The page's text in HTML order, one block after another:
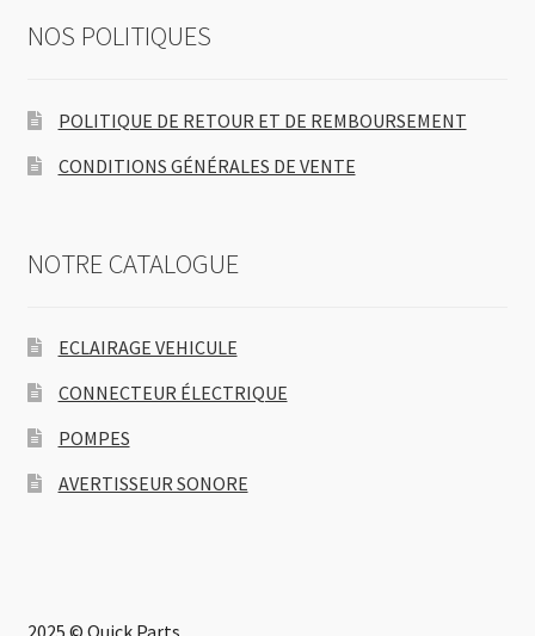
NOS POLITIQUES
POLITIQUE DE RETOUR ET DE REMBOURSEMENT
CONDITIONS GÉNÉRALES DE VENTE
NOTRE CATALOGUE
ECLAIRAGE VEHICULE
CONNECTEUR ÉLECTRIQUE
POMPES
AVERTISSEUR SONORE